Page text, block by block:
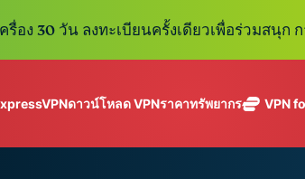
รื่อง 30 วัน ลงทะเบียนครั้งเดียวเพื่อร่วมสนุก
ดาวน์โหลด VPNราคาทรัพยากร VPN
VPN ที่เร็วที่สุด